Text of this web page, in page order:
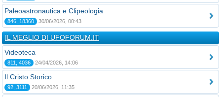
Paleoastronautica e Clipeologia
846, 18360 30/06/2026, 00:43
IL MEGLIO DI UFOFORUM.IT
Videoteca
811, 4036 24/04/2026, 14:06
Il Cristo Storico
92, 3111 20/06/2026, 11:35